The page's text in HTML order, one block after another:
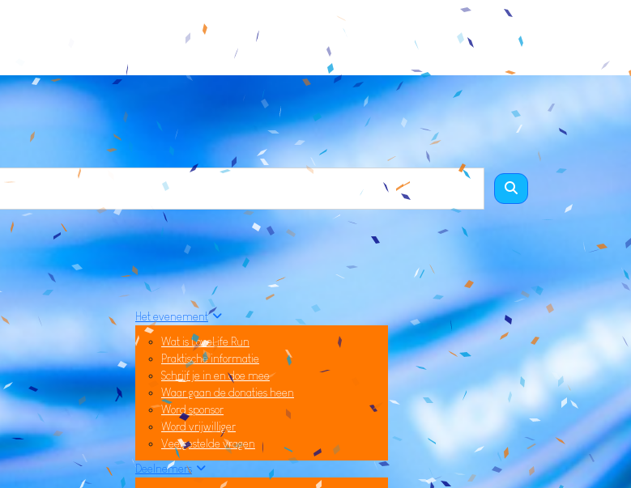
Het evenement
Wat is LoveLife Run
Praktische informatie
Schrijf je in en doe mee
Waar gaan de donaties heen
Word sponsor
Word vrijwilliger
Veelgestelde vragen
Deelnemers